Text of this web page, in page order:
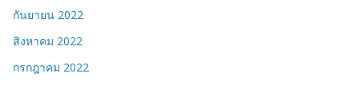
กันยายน 2022
สิงหาคม 2022
กรกฎาคม 2022